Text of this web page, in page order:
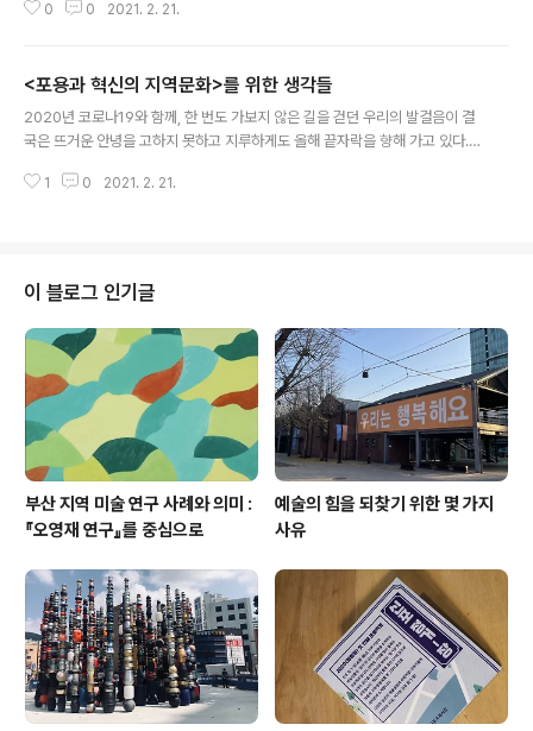
건이 아쉬운 인천인지라 대형 아트 페어가 지역 문화예술
포부 계획 등을 듣다보니, 2019년 인천 해양 국제 미술 축
전이 생각났다. 일주일 동안 매출 1조원, 참여 화랑이 300
여개 내외에 9만여명 관람객의 바젤 아트 페어를 감당하기
안 공간 그리고 지역 내 아트 페어 등의 현황과 미술 시장의
0 0 2021. 2. 21.
<포용과 혁신의 지역문화>를 위한 생각들
2020년 코로나19와 함께, 한 번도 가보지 않은 길을 걷던 우리의 발걸음이 결
국은 뜨거운 안녕을 고하지 못하고 지루하게도 올해 끝자락을 향해 가고 있다.
처럼 무심한 척 하려던 그때도 코끝이 시렸던 겨울이었는데 또 다시 겨울을 맞
들을 우리에게 보여주기도 했다. 특히 문화예술분야에 있어 정말 뜨겁게 열광해
야했으나 짜게 식어버린 정부 계획 발표는 지역문화진흥 기본계획일 것이다. 지
역문화진흥 기본계획은 ..
1 0 2021. 2. 21.
이 블로그 인기글
부산 지역 미술 연구 사례와 의미 :
『오영재 연구』를 중심으로
예술의 힘을 되찾기 위한 몇 가지
사유